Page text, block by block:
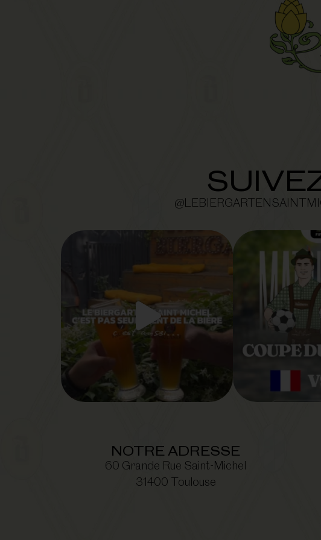
NOTRE ADRESSE
60 Grande Rue Saint-Michel
31400 Toulouse